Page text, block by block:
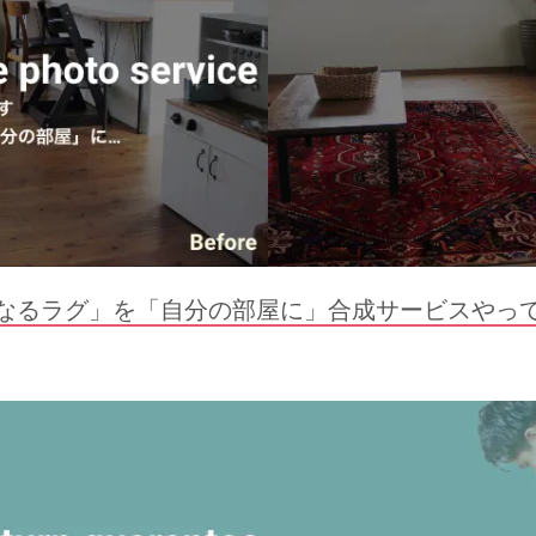
るラグ」を「自分の部屋に」合成サービスやっ